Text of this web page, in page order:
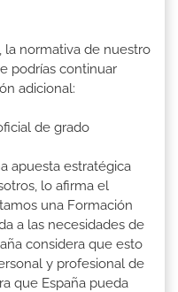
la normativa de nuestro
podrías continuar
adicional:
de grado
apuesta estratégica
lo afirma el
una Formación
a las necesidades de
considera que esto
y profesional de
que España pueda